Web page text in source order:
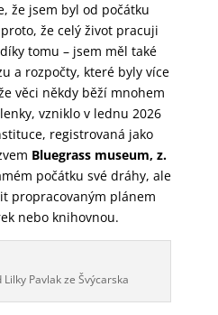
že jsem byl od počátku
že celý život pracuji
tomu – jsem měl také
a rozpočty, které byly více
věci někdy běží mnohem
vzniklo v lednu 2026
registrovaná jako
Bluegrass museum, z.
počátku své dráhy, ale
propracovaným plánem
nebo knihovnou.
Pavlak ze Švýcarska